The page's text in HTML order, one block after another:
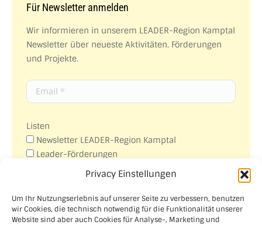
Privacy Einstellungen
Um Ihr Nutzungserlebnis auf unserer Seite zu verbessern, benutzen
wir Cookies, die technisch notwendig für die Funktionalität unserer
Website sind aber auch Cookies für Analyse-, Marketing und
Für Newsletter anmelden
Wir informieren in unserem LEADER-Region Kamptal
Newsletter über neueste Aktivitäten. Förderungen
und Projekte.
Listen
Newsletter LEADER-Region Kamptal
Leader-Förderungen
Veranstaltungen
Aus- und Weiterbildungen
Ich akzeptiere die Datenschutzbestimmungen.
(Link)